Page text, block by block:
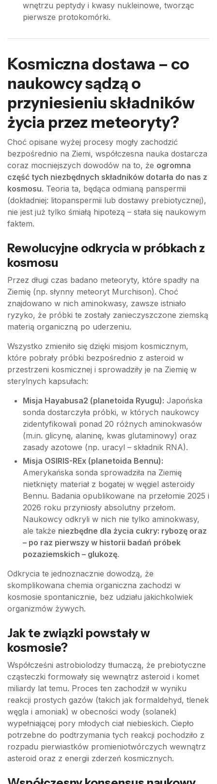
wnętrzu peptydy i kwasy nukleinowe, tworząc
pierwsze protokomórki.
Kosmiczna dostawa – co
naukowcy sądzą o
przyniesieniu składników
życia przez meteoryty?
Choć opisane wyżej procesy mogły zachodzić
bezpośrednio na Ziemi, współczesna nauka dostarcza
coraz mocniejszych dowodów na to, że ogromna
część tych niezbędnych składników dotarła do nas z
kosmosu. Teoria ta, będąca odmianą panspermii
(dokładniej: litopanspermii lub dostawy prebiotycznej),
nie jest już tylko śmiałą hipotezą – stała się naukowym
faktem.
Rewolucyjne odkrycia w próbkach z
kosmosu
Przez długi czas badano meteoryty, które spadły na
Ziemię (np. słynny meteoryt Murchison). Choć
znajdowano w nich aminokwasy, zawsze istniało
ryzyko, że próbki te zostały zanieczyszczone ziemską
materią organiczną po uderzeniu.
Wszystko zmieniło się dzięki misjom kosmicznym,
które pobrały próbki bezpośrednio z asteroid w
przestrzeni kosmicznej i sprowadziły je na Ziemię w
sterylnych kapsułach:
Misja Hayabusa2 (planetoida Ryugu): Japońska
sonda dostarczyła próbki, w których naukowcy
zidentyfikowali ponad 20 różnych aminokwasów
(m.in. glicynę, alaninę, kwas glutaminowy) oraz
zasady azotowe (np. uracyl – składnik RNA).
Misja OSIRIS-REx (planetoida Bennu):
Amerykańska sonda sprowadziła na Ziemię
nietknięty materiał z bogatej w węgiel asteroidy
Bennu. Badania opublikowane na przełomie 2025 i
2026 roku przyniosły absolutny przełom.
Naukowcy odkryli w nich nie tylko aminokwasy,
ale także niezbędne dla życia cukry: rybozę oraz
– po raz pierwszy w historii badań próbek
pozaziemskich – glukozę.
Odkrycia te jednoznacznie dowodzą, że
skomplikowana chemia organiczna zachodzi w
kosmosie spontanicznie, bez udziału jakichkolwiek
organizmów żywych.
Jak te związki powstały w
kosmosie?
Współcześni astrobiolodzy tłumaczą, że prebiotyczne
cząsteczki formowały się wewnątrz asteroid i komet
miliardy lat temu. Proces ten zachodził w wyniku
reakcji prostych gazów (takich jak formaldehyd, tlenek
węgla i amoniak) w obecności wody (solanek)
wypełniającej pory młodych ciał niebieskich. Ciepło
potrzebne do podtrzymania tych reakcji pochodziło z
rozpadu pierwiastków promieniotwórczych wewnątrz
asteroid oraz z energii zderzeń kosmicznych.